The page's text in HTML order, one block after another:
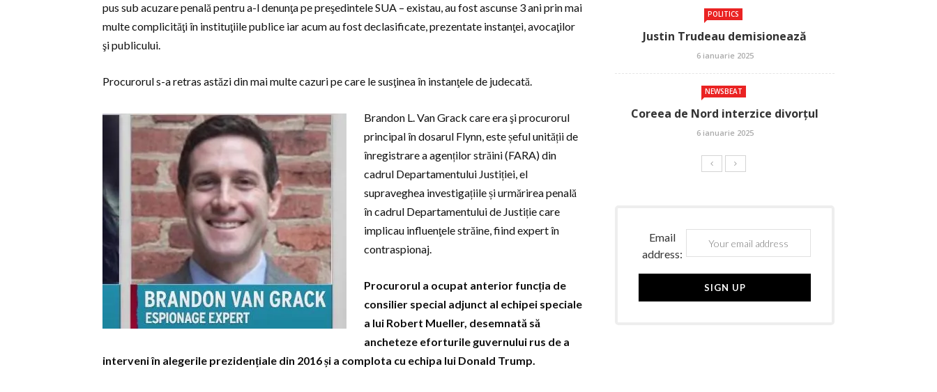
pus sub acuzare penală pentru a-l denunţa pe preşedintele SUA – existau, au fost ascunse 3 ani prin mai
multe complicităţi în instituţiile publice iar acum au fost declasificate, prezentate instanţei, avocaţilor
şi publicului.
Procurorul s-a retras astăzi din mai multe cazuri pe care le susţinea în instanţele de judecată.
Brandon L. Van Grack care era şi procurorul
principal în dosarul Flynn, este șeful unității de
înregistrare a agenților străini (FARA) din
cadrul Departamentului Justiției, el
supraveghea investigațiile și urmărirea penală
în cadrul Departamentului de Justiție care
implicau influenţele străine, fiind expert în
contraspionaj.
Procurorul a ocupat anterior funcția de
consilier special adjunct al echipei speciale
a lui Robert Mueller, desemnată să
ancheteze eforturile guvernului rus de a
interveni în alegerile prezidențiale din 2016 și a complota cu echipa lui Donald Trump.
POLITICS
Justin Trudeau demisionează
6 ianuarie 2025
NEWSBEAT
Coreea de Nord interzice divorțul
6 ianuarie 2025
Email
address: